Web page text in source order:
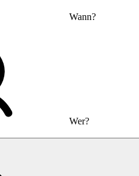
Wann?
Wer?